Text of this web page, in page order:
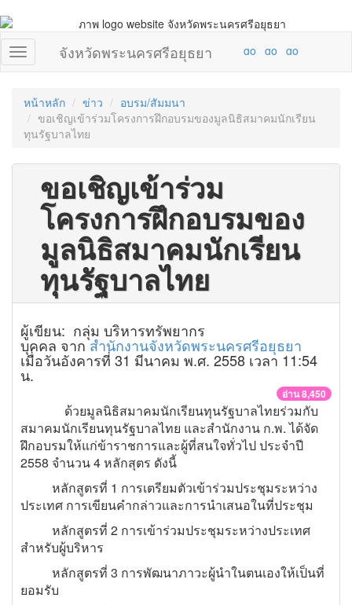
จังหวัดพระนครศรีอยุธยา
หน้าหลัก ข่าว
อบรม/สัมมนา
ขอเชิญเข้าร่วมโครงการฝึกอบรมของมูลนิธิสมาคมนักเรียน
ทุนรัฐบาลไทย
ขอเชิญเข้าร่วม
โครงการฝึกอบรมของ
มูลนิธิสมาคมนักเรียน
ทุนรัฐบาลไทย
ผู้เขียน: กลุ่ม บริหารทรัพยากร
บุคคล จากสำนักงานจังหวัดพระนครศรีอยุธยา
เมื่อวันอังคารที่ 31 มีนาคม พ.ศ. 2558 เวลา 11:54
น.
อ่าน 8,450
ด้วยมูลนิธิสมาคมนักเรียนทุนรัฐบาลไทยร่วมกับ
สมาคมนักเรียนทุนรัฐบาลไทย และสำนักงาน ก.พ. ได้จัด
ฝึกอบรมให้แก่ข้าราชการและผู้ที่สนใจทั่วไป ประจำปี
2558 จำนวน 4 หลักสุตร ดังนี้
หลักสูตรที่ 1 การเตรียมตัวเข้าร่วมประชุมระหว่าง
ประเทศ การเขียนคำกล่าวและการนำเสนอในที่ประชุม
หลักสูตรที่ 2 การเข้าร่วมประชุมระหว่างประเทศ
สำหรับผู้บริหาร
หลักสูตรที่ 3 การพัฒนาภาวะผู้นำในตนเองให้เป็นที่
ยอมรับ